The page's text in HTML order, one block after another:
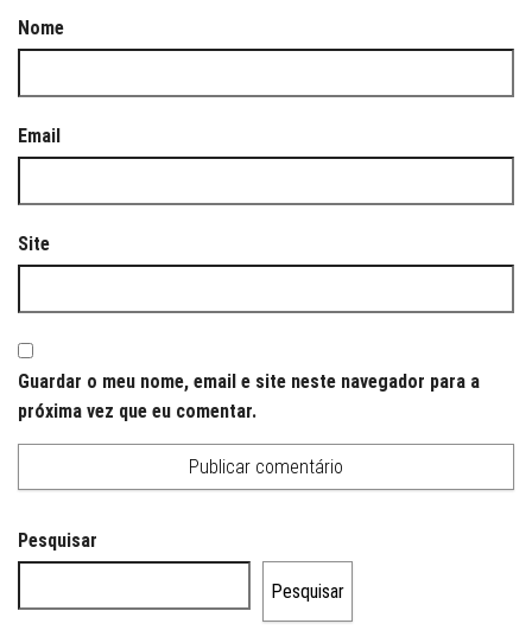
Nome
Email
Site
Guardar o meu nome, email e site neste navegador para a
próxima vez que eu comentar.
Pesquisar
Pesquisar